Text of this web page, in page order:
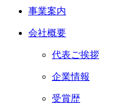
事業案内
会社概要
代表ご挨拶
企業情報
受賞歴